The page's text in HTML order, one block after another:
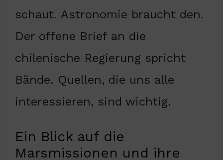
schaut. Astronomie braucht den.
Der offene Brief an die
chilenische Regierung spricht
Bände. Quellen, die uns alle
interessieren, sind wichtig.
Ein Blick auf die
Marsmissionen und ihre